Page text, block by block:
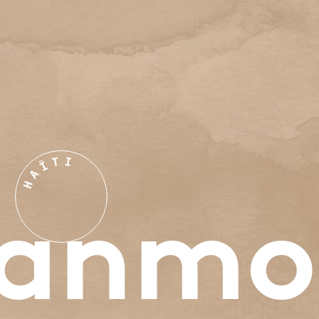
H
A
Ï T I